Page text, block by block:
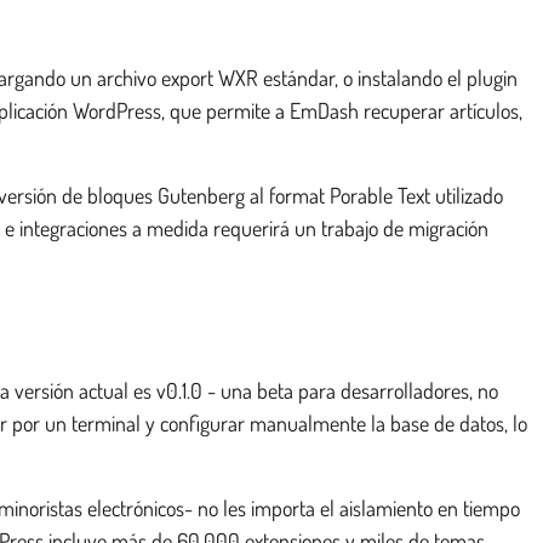
un archivo export WXR estándar, o instalando el plugin
WordPress, que permite a EmDash recuperar artículos,
de bloques Gutenberg al format Porable Text utilizado
integraciones a medida requerirá un trabajo de migración
actual es v0.1.0 - una beta para desarrolladores, no
por un terminal y configurar manualmente la base de datos, lo
electrónicos- no les importa el aislamiento en tiempo